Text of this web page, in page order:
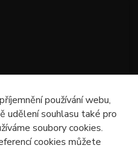
používání webu,
udělení souhlasu také pro
soubory cookies.
cookies můžete